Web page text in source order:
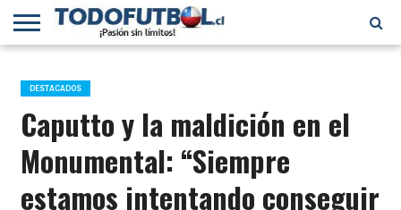
PRIMERA
B
SELECCIÓN
CHILENA
CHILENOS
EN EL
MUNDO
FÚTBOL
INTERNACIONAL
DESTACADOS
Caputto y la maldición en el
Monumental: “Siempre
estamos intentando conseguir